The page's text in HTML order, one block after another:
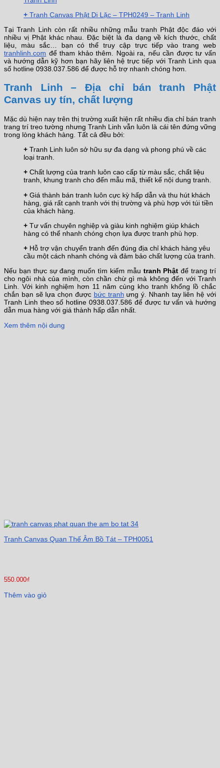
+ Tranh Canvas Phật Di Lặc – TPH0249 – Tranh Linh
Tại Tranh Linh còn rất nhiều những mẫu tranh Phật độc đáo với
nhiều vị Phật khác nhau. Đặc biệt là đa dạng về kích thước, chất
liệu, màu sắc… bạn có thể truy cập trực tiếp vào trang web
tranhlinh.com để tham khảo thêm. Ngoài ra, nếu cần được tư vấn
và hướng dẫn kỹ hơn bạn hãy liên hệ trực tiếp với Tranh Linh qua
số hotline 0938.037.586 để được hỗ trợ nhanh chóng hơn.
Tranh Linh – Địa chỉ bán tranh Phật
Canvas uy tín, chất lượng
Mặc dù hiện nay trên thị trường xuất hiện rất nhiều địa chỉ bán tranh
trang trí treo tường nhưng Tranh Linh vẫn luôn là cái tên đứng vững
trong lòng khách hàng. Tất cả đều bởi:
+ Tranh Linh luôn sở hữu sự đa dạng và phong phú về các
loại tranh.
+ Chất lượng của tranh luôn cao cấp từ màu sắc, chất liệu
tranh, khung tranh cho đến mẫu mã, thiết kế nội dung tranh.
+ Giá thành bán tranh luôn cực kỳ hấp dẫn và thu hút khách
hàng, giá rất cạnh tranh với thị trường và phù hợp với túi tiền
của khách hàng.
+ Tư vấn chuyên nghiệp và giàu kinh nghiệm giúp khách
hàng có thể nhanh chóng chọn lựa được tranh phù hợp.
+ Hỗ trợ vận chuyển tranh đến đúng địa chỉ khách hàng yêu
cầu một cách nhanh chóng và đảm bảo chất lượng của tranh.
Nếu bạn thực sự đang muốn tìm kiếm mẫu tranh Phật để trang trí
cho ngôi nhà của mình, còn chần chừ gì mà không đến với Tranh
Linh. Với kinh nghiệm hơn 11 năm cùng kho tranh khổng lồ chắc
chắn bạn sẽ lựa chọn được bức tranh ưng ý. Nhanh tay liên hệ với
Tranh Linh theo số hotline 0938.037.586 để được tư vấn và hướng
dẫn mua hàng với giá thành hấp dẫn nhất.
Xem thêm nội dung
Tranh Canvas Quan Thế Âm Bồ Tát – TPH0051
550.000₫
Thêm vào giỏ